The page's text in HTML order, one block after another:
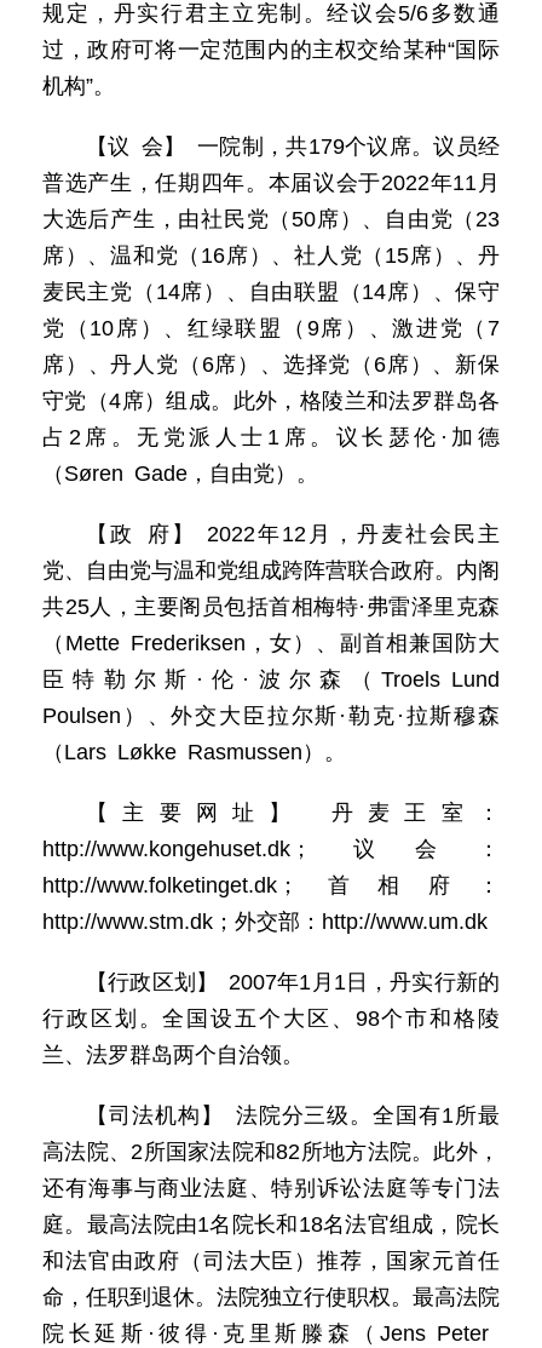
规定，丹实行君主立宪制。经议会5/6多数通
过，政府可将一定范围内的主权交给某种“国际
机构”。
【议 会】 一院制，共179个议席。议员经
普选产生，任期四年。本届议会于2022年11月
大选后产生，由社民党（50席）、自由党（23
席）、温和党（16席）、社人党（15席）、丹
麦民主党（14席）、自由联盟（14席）、保守
党（10席）、红绿联盟（9席）、激进党（7
席）、丹人党（6席）、选择党（6席）、新保
守党（4席）组成。此外，格陵兰和法罗群岛各
占2席。无党派人士1席。议长瑟伦·加德
（Søren Gade，自由党）。
【政 府】 2022年12月，丹麦社会民主
党、自由党与温和党组成跨阵营联合政府。内阁
共25人，主要阁员包括首相梅特·弗雷泽里克森
（Mette Frederiksen，女）、副首相兼国防大
臣特勒尔斯·伦·波尔森（Troels Lund
Poulsen）、外交大臣拉尔斯·勒克·拉斯穆森
（Lars Løkke Rasmussen）。
【主要网址】 丹麦王室：
http://www.kongehuset.dk；议会：
http://www.folketinget.dk；首相府：
http://www.stm.dk；外交部：http://www.um.dk
【行政区划】 2007年1月1日，丹实行新的
行政区划。全国设五个大区、98个市和格陵
兰、法罗群岛两个自治领。
【司法机构】 法院分三级。全国有1所最
高法院、2所国家法院和82所地方法院。此外，
还有海事与商业法庭、特别诉讼法庭等专门法
庭。最高法院由1名院长和18名法官组成，院长
和法官由政府（司法大臣）推荐，国家元首任
命，任职到退休。法院独立行使职权。最高法院
院长延斯·彼得·克里斯滕森（Jens Peter